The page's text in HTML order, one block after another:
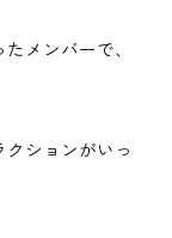
メンバーで、
ションがいっ